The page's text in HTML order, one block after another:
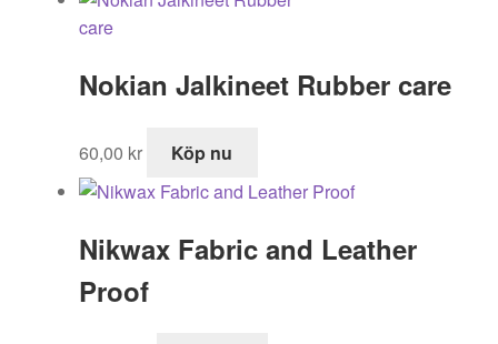
Nokian Jalkineet Rubber care
60,00 kr Köp nu
Nikwax Fabric and Leather
Proof